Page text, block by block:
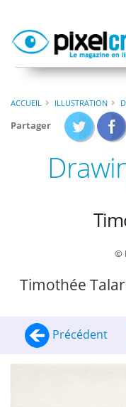
ACCUEIL ILLUSTRATION
Partager
©
Timothée
Précédent